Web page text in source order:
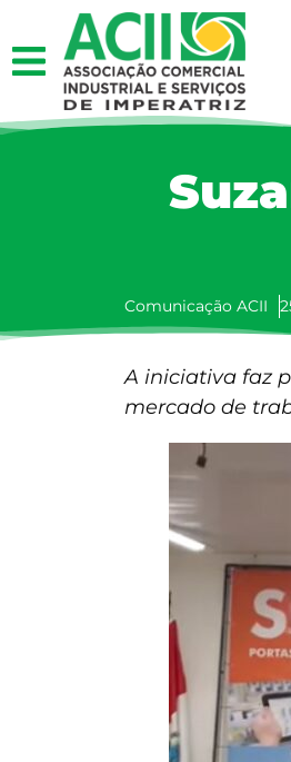
Comunicação ACII
A iniciativa faz
mercado de